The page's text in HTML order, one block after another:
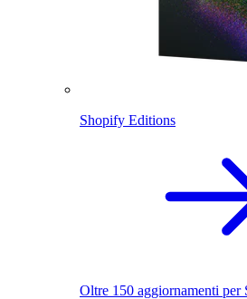
Shopify Editions
Oltre 150 aggiornamenti per